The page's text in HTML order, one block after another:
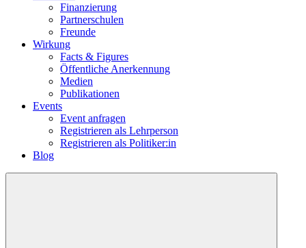
Finanzierung
Partnerschulen
Freunde
Wirkung
Facts & Figures
Öffentliche Anerkennung
Medien
Publikationen
Events
Event anfragen
Registrieren als Lehrperson
Registrieren als Politiker:in
Blog